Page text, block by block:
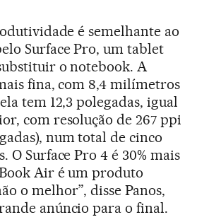
é semelhante ao
Surface Pro, um tablet
o notebook. A
fina, com 8,4 milímetros
tem 12,3 polegadas, igual
com resolução de 267 ppi
num total de cinco
O Surface Pro 4 é 30% mais
Air é um produto
o melhor”, disse Panos,
anúncio para o final.